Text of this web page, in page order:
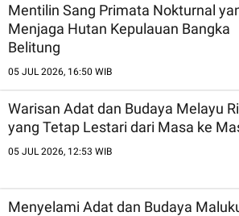
Mentilin Sang Primata Nokturnal
Menjaga Hutan Kepulauan Bangka
Belitung
05 JUL 2026, 16:50 WIB
Warisan Adat dan Budaya Melayu
yang Tetap Lestari dari Masa ke
05 JUL 2026, 12:53 WIB
Menyelami Adat dan Budaya